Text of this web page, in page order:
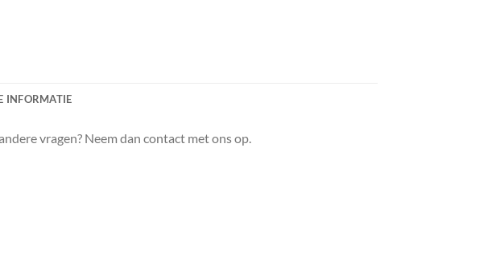
INFORMATIE
vragen? Neem dan contact met ons op.